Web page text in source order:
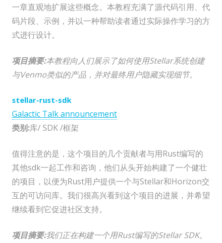
一章直观地扩展这些概念。本教程充满了源代码引用、代
码片段、示例，并以一种帮助读者通过实际操作学习的方
式进行设计。
项目摘要:本教程向人们展示了如何使用Stellar系统创建
与Venmo类似的产品，并对最终用户隐藏实现细节。
stellar-rust-sdk
Galactic Talk announcement
类别:库/ SDK /框架
值得注意的是，这个项目的几个贡献者与用Rust编写的
其他sdk一起工作和咨询，他们从头开始构建了一个健壮
的项目，以便为Rust用户提供一个与Stellar和Horizon交
互的可访问库。我们很高兴看到这个项目的进展，并希望
继续看到它促进社区支持。
项目摘要:我们正在构建一个用Rust编写的Stellar SDK。